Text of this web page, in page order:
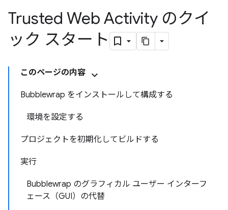
Trusted Web Activity のクイ
ック スタート
このページの内容
Bubblewrap をインストールして構成する
環境を設定する
プロジェクトを初期化してビルドする
実行
Bubblewrap のグラフィカル ユーザー インターフ
ェース（GUI）の代替